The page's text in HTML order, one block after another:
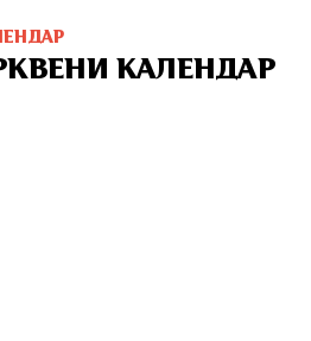
КАЛЕНДАР